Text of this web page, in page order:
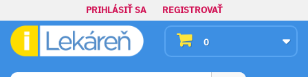
PRIHLÁSIŤ SA REGISTROVAŤ
0